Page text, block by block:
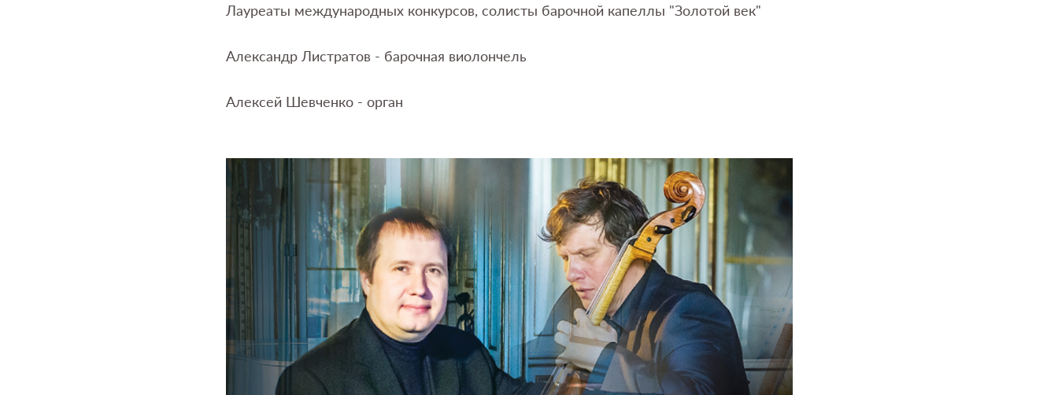
Лауреаты международных конкурсов, солисты барочной капеллы "Золотой век"
Александр Листратов - барочная виолончель
Алексей Шевченко - орган